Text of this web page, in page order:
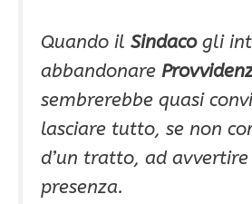
Quando il Sindacogli
abbandonare
sembrerebbe quasi
lasciare tutto, se non
d’un tratto, ad
presenza.